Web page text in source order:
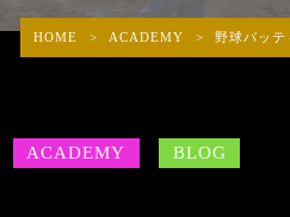
HOME > ACADEMY > 野球バッテ
ACADEMY BLOG